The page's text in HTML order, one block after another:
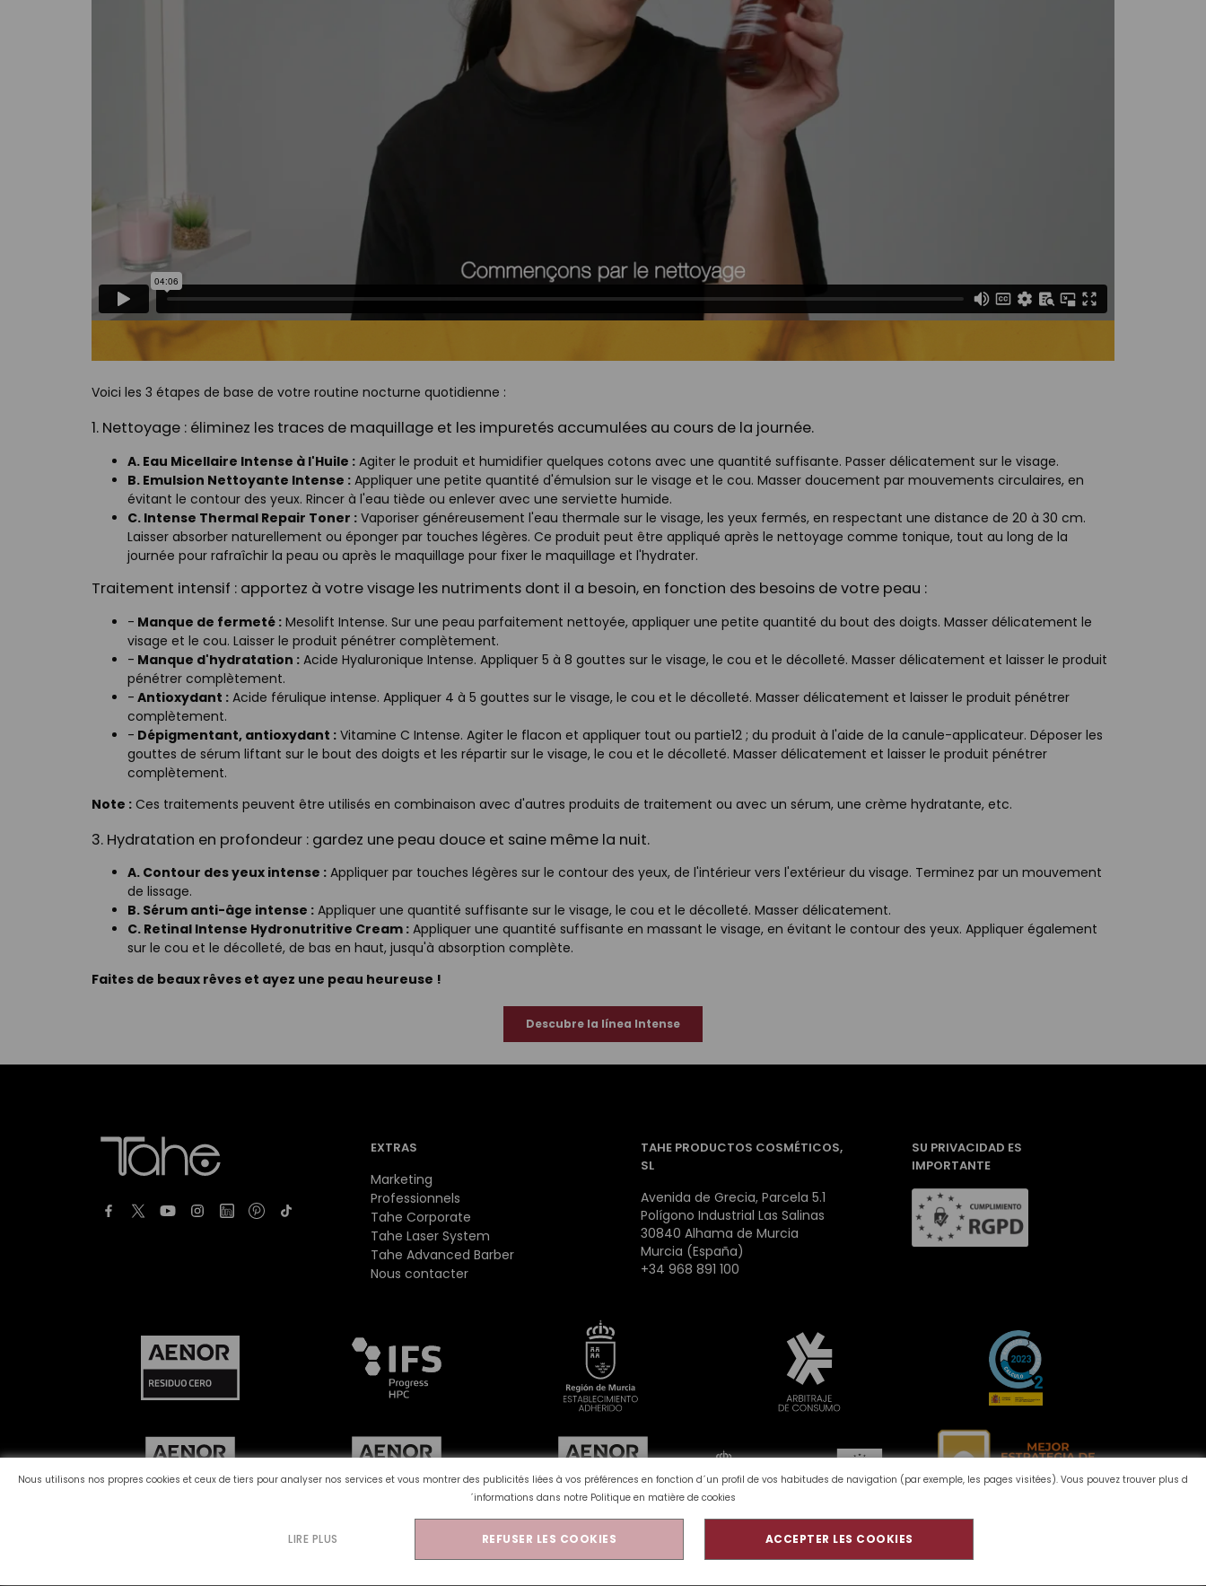
Nous utilisons nos propres cookies et ceux de tiers pour analyser nos services et vous montrer des publicités liées à vos préférences en fonction d´un profil de vos habitudes de navigation (par exemple, les pages visitées). Vous pouvez trouver plus d
´informations dans notre Politique en matière de cookies
LIRE PLUS REFUSER LES COOKIES ACCEPTER LES COOKIES
Voici les 3 étapes de base de votre routine nocturne quotidienne :
1. Nettoyage : éliminez les traces de maquillage et les impuretés accumulées au cours de la journée.
A. Eau Micellaire Intense à l'Huile : Agiter le produit et humidifier quelques cotons avec une quantité suffisante. Passer délicatement sur le visage.
B. Emulsion Nettoyante Intense : Appliquer une petite quantité d'émulsion sur le visage et le cou. Masser doucement par mouvements circulaires, en
évitant le contour des yeux. Rincer à l'eau tiède ou enlever avec une serviette humide.
C. Intense Thermal Repair Toner : Vaporiser généreusement l'eau thermale sur le visage, les yeux fermés, en respectant une distance de 20 à 30 cm.
Laisser absorber naturellement ou éponger par touches légères. Ce produit peut être appliqué après le nettoyage comme tonique, tout au long de la
journée pour rafraîchir la peau ou après le maquillage pour fixer le maquillage et l'hydrater.
Traitement intensif : apportez à votre visage les nutriments dont il a besoin, en fonction des besoins de votre peau :
- Manque de fermeté : Mesolift Intense. Sur une peau parfaitement nettoyée, appliquer une petite quantité du bout des doigts. Masser délicatement le
visage et le cou. Laisser le produit pénétrer complètement.
- Manque d'hydratation : Acide Hyaluronique Intense. Appliquer 5 à 8 gouttes sur le visage, le cou et le décolleté. Masser délicatement et laisser le produit
pénétrer complètement.
- Antioxydant : Acide férulique intense. Appliquer 4 à 5 gouttes sur le visage, le cou et le décolleté. Masser délicatement et laisser le produit pénétrer
complètement.
- Dépigmentant, antioxydant : Vitamine C Intense. Agiter le flacon et appliquer tout ou partie12 ; du produit à l'aide de la canule-applicateur. Déposer les
gouttes de sérum liftant sur le bout des doigts et les répartir sur le visage, le cou et le décolleté. Masser délicatement et laisser le produit pénétrer
complètement.
Note : Ces traitements peuvent être utilisés en combinaison avec d'autres produits de traitement ou avec un sérum, une crème hydratante, etc.
3. Hydratation en profondeur : gardez une peau douce et saine même la nuit.
A. Contour des yeux intense : Appliquer par touches légères sur le contour des yeux, de l'intérieur vers l'extérieur du visage. Terminez par un mouvement
de lissage.
B. Sérum anti-âge intense : Appliquer une quantité suffisante sur le visage, le cou et le décolleté. Masser délicatement.
C. Retinal Intense Hydronutritive Cream : Appliquer une quantité suffisante en massant le visage, en évitant le contour des yeux. Appliquer également
sur le cou et le décolleté, de bas en haut, jusqu'à absorption complète.
Faites de beaux rêves et ayez une peau heureuse !
EXTRAS
Marketing
Professionnels
Tahe Corporate
Tahe Laser System
Tahe Advanced Barber
Nous contacter
TAHE PRODUCTOS COSMÉTICOS,
SL
Avenida de Grecia, Parcela 5.1
Polígono Industrial Las Salinas
30840 Alhama de Murcia
Murcia (España)
+34 968 891 100
SU PRIVACIDAD ES
IMPORTANTE